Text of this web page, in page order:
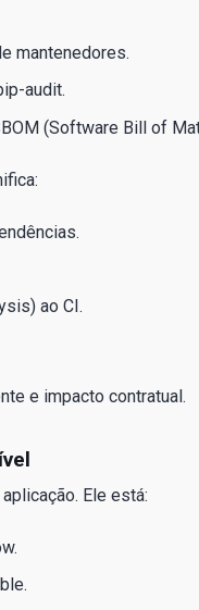
mantenedores.
audit.
(Software Bill of
ao CI.
e impacto contratual.
Ele está: